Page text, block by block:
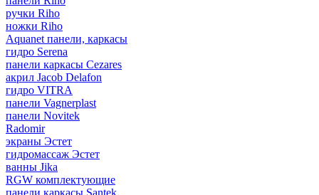
ручки Riho
ножки Riho
Aquanet панели, каркасы
гидро Serena
панели каркасы Cezares
акрил Jacob Delafon
гидро VITRA
панели Vagnerplast
панели Novitek
Radomir
экраны Эстет
гидромассаж Эстет
ванны Jika
RGW комплектующие
панели каркасы Santek